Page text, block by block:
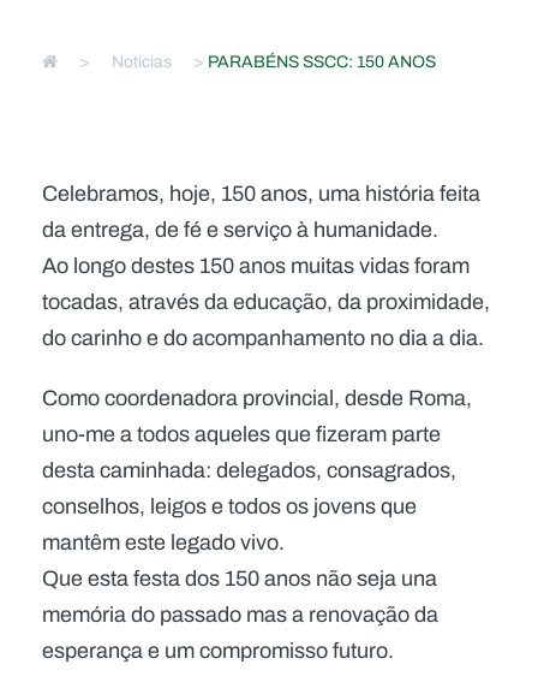
> Notícias > PARABÉNS SSCC: 150 ANOS
Celebramos, hoje, 150 anos, uma história feita
da entrega, de fé e serviço à humanidade.
Ao longo destes 150 anos muitas vidas foram
tocadas, através da educação, da proximidade,
do carinho e do acompanhamento no dia a dia.
Como coordenadora provincial, desde Roma,
uno-me a todos aqueles que fizeram parte
desta caminhada: delegados, consagrados,
conselhos, leigos e todos os jovens que
mantêm este legado vivo.
Que esta festa dos 150 anos não seja una
memória do passado mas a renovação da
esperança e um compromisso futuro.